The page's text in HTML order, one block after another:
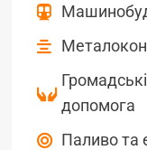
допомога
Паливо та